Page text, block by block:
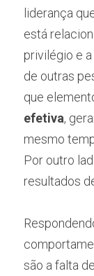
liderança
está
privilégio e
de outras
efetiva,
mesmo
Por outro
resultados
são a falta